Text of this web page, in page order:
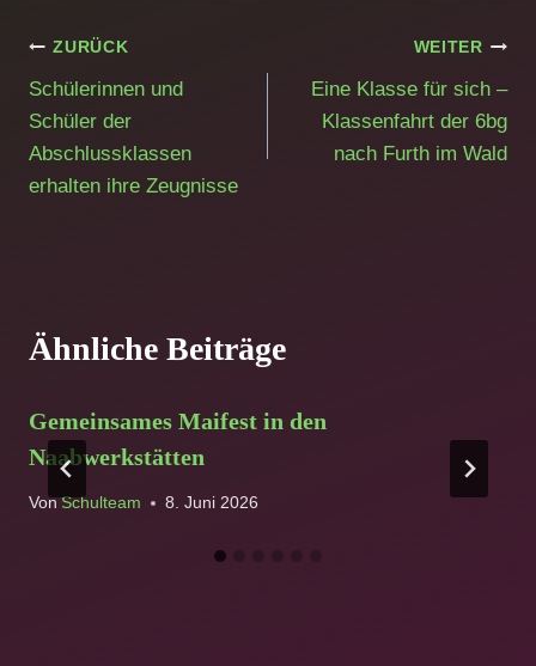
Beitragsnavigation
ZURÜCK
Schülerinnen und
Schüler der
Abschlussklassen
erhalten ihre Zeugnisse
WEITER
Eine Klasse für sich –
Klassenfahrt der 6bg
nach Furth im Wald
Ähnliche Beiträge
Gemeinsames Maifest in den
Naabwerkstätten
Von Schulteam 8. Juni 2026